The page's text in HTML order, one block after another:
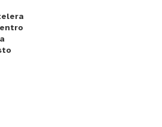
destacó el trabajo que
nivel comunitario, “Estar en
tener una visión más
que tienen las